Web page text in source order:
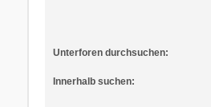
Unterforen durchsuchen:
Innerhalb suchen: